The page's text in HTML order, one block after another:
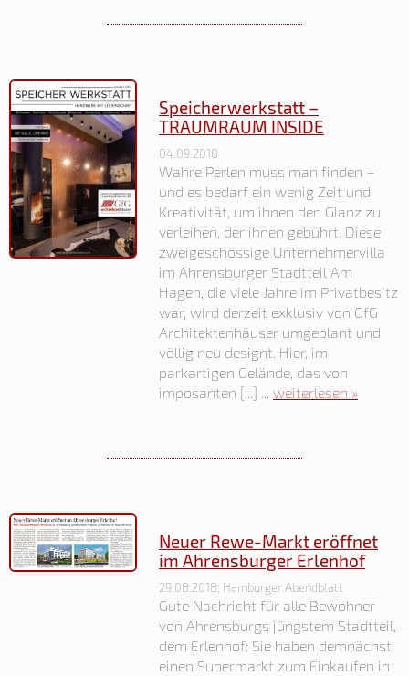
Speicherwerkstatt –
TRAUMRAUM INSIDE
04.09.2018
Wahre Perlen muss man finden –
und es bedarf ein wenig Zeit und
Kreativität, um ihnen den Glanz zu
verleihen, der ihnen gebührt. Diese
zweigeschossige Unternehmervilla
im Ahrensburger Stadtteil Am
Hagen, die viele Jahre im Privatbesitz
war, wird derzeit exklusiv von GfG
Architektenhäuser umgeplant und
völlig neu designt. Hier, im
parkartigen Gelände, das von
imposanten [...] ... weiterlesen »
Neuer Rewe-Markt eröffnet
im Ahrensburger Erlenhof
29.08.2018, Hamburger Abendblatt
Gute Nachricht für alle Bewohner
von Ahrensburgs jüngstem Stadtteil,
dem Erlenhof: Sie haben demnächst
einen Supermarkt zum Einkaufen in